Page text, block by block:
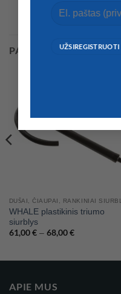
PANAŠŪS PRODUKTAI
WHALE plastikinis triumo
siurblys
61,00€ – 68,00€Price
APIE MUS